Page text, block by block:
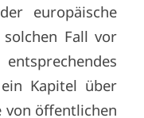
europäische
Fall vor
Kapitel über
von öffentlichen